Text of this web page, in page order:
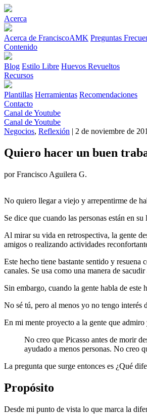
Acerca
Acerca de FranciscoAMK Preguntas
Contenido
Blog Estilo Libre Huevos Revueltos
Recursos
Plantillas Herramientas Recomendaciones
Contacto
Canal de Youtube
Canal de Youtube
Negocios, Reflexión | 2 de noviembre de
Quiero hacer un buen
por Francisco Aguilera G.
No quiero llegar a viejo y arrepentirme de
Se dice que cuando las personas están en
Al mirar su vida en retrospectiva, la gente
amigos o realizando actividades
Este hecho tiene bastante sentido y
canales. Se usa como una manera de
Sin embargo, cuando la gente habla de
No sé tú, pero al menos yo no tengo interés
En mi mente proyecto a la gente que
No creo que Picasso antes de morir
ayudado a menos personas. No creo
La pregunta que surge entonces es ¿Qué
Propósito
Desde mi punto de vista lo que marca la